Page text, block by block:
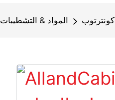
المواد & التشطيبات كونترتوب